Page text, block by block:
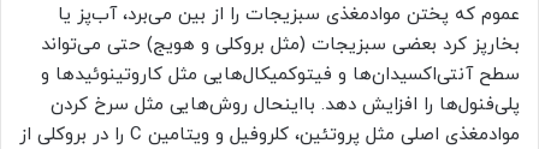
عموم که پختن موادمغذی سبزیجات را از بین می‌برد، آب‌پز یا
بخارپز کرد بعضی سبزیجات (مثل بروکلی و هویج) حتی می‌تواند
سطح آنتی‌اکسیدان‌ها و فیتوکمیکال‌هایی مثل کاروتینوئیدها و
پلی‌فنول‌ها را افزایش دهد. بااینحال روش‌هایی مثل سرخ کردن
موادمغذی اصلی مثل پروتئین، کلروفیل و ویتامین C را در بروکلی از